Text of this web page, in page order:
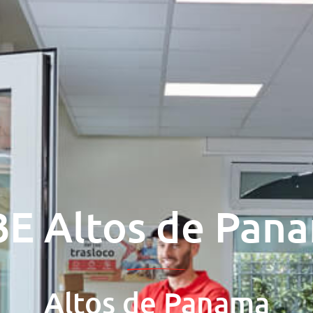
Altos de
Altos de Panamа